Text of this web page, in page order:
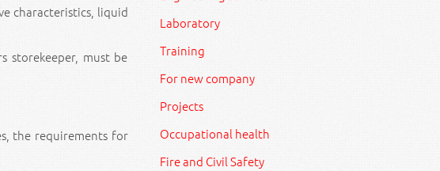
characteristics, liquid
storekeeper, must be
the requirements for
Laboratory
Training
For new company
Projects
Occupational health
Fire and Civil Safety